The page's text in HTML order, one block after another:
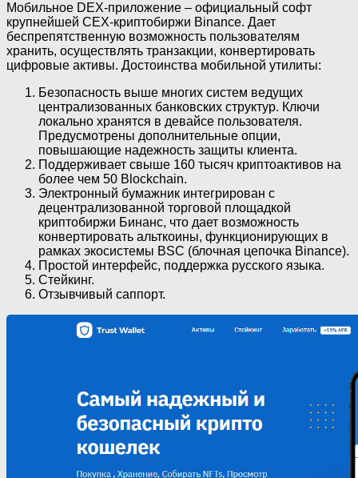
Мобильное DEX-приложение – официальный софт
крупнейшей CEX-криптобиржи Binance. Дает
беспрепятственную возможность пользователям
хранить, осуществлять транзакции, конвертировать
цифровые активы. Достоинства мобильной утилиты:
Безопасность выше многих систем ведущих
централизованных банковских структур. Ключи
локально хранятся в девайсе пользователя.
Предусмотрены дополнительные опции,
повышающие надежность защиты клиента.
Поддерживает свыше 160 тысяч криптоактивов на
более чем 50 Blockchain.
Электронный бумажник интегрирован с
децентрализованной торговой площадкой
криптобиржи Бинанс, что дает возможность
конвертировать альткоины, функционирующих в
рамках экосистемы BSC (блочная цепочка Binance).
Простой интерфейс, поддержка русского языка.
Стейкинг.
Отзывчивый саппорт.